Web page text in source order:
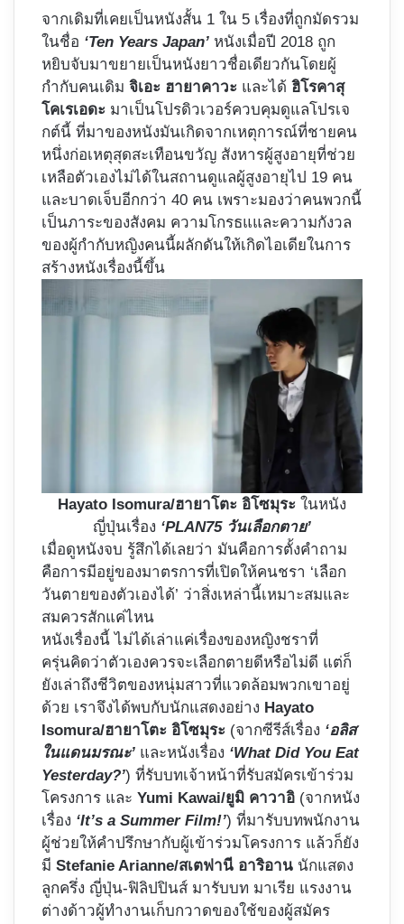
จากเดิมที่เคยเป็นหนังสั้น 1 ใน 5 เรื่องที่ถูกมัดรวม
ในชื่อ ‘Ten Years Japan’ หนังเมื่อปี 2018 ถูก
หยิบจับมาขยายเป็นหนังยาวชื่อเดียวกันโดยผู้
กำกับคนเดิม จิเอะ ฮายาคาวะ และได้ ฮิโรคาสุ
โคเรเอดะ มาเป็นโปรดิวเวอร์ควบคุมดูแลโปรเจ
กต์นี้ ที่มาของหนังมันเกิดจากเหตุการณ์ที่ชายคน
หนึ่งก่อเหตุสุดสะเทือนขวัญ สังหารผู้สูงอายุที่ช่วย
เหลือตัวเองไม่ได้ในสถานดูแลผู้สูงอายุไป 19 คน
และบาดเจ็บอีกกว่า 40 คน เพราะมองว่าคนพวกนี้
เป็นภาระของสังคม ความโกรธแและความกังวล
ของผู้กำกับหญิงคนนี้ผลักดันให้เกิดไอเดียในการ
สร้างหนังเรื่องนี้ขึ้น
Hayato Isomura/ฮายาโตะ อิโซมุระ ในหนัง
ญี่ปุ่นเรื่อง ‘PLAN75 วันเลือกตาย’
เมื่อดูหนังจบ รู้สึกได้เลยว่า มันคือการตั้งคำถาม
คือการมีอยู่ของมาตรการที่เปิดให้คนชรา ‘เลือก
วันตายของตัวเองได้’ ว่าสิ่งเหล่านี้เหมาะสมและ
สมควรสักแค่ไหน
หนังเรื่องนี้ ไม่ได้เล่าแค่เรื่องของหญิงชราที่
ครุ่นคิดว่าตัวเองควรจะเลือกตายดีหรือไม่ดี แต่ก็
ยังเล่าถึงชีวิตของหนุ่มสาวที่แวดล้อมพวกเขาอยู่
ด้วย เราจึงได้พบกับนักแสดงอย่าง Hayato
Isomura/ฮายาโตะ อิโซมุระ (จากซีรีส์เรื่อง ‘อลิส
ในแดนมรณะ’ และหนังเรื่อง ‘What Did You Eat
Yesterday?’) ที่รับบทเจ้าหน้าที่รับสมัครเข้าร่วม
โครงการ และ Yumi Kawai/ยูมิ คาวาอิ (จากหนัง
เรื่อง ‘It’s a Summer Film!’) ที่มารับบทพนักงาน
ผู้ช่วยให้คำปรึกษากับผู้เข้าร่วมโครงการ แล้วก็ยัง
มี Stefanie Arianne/สเตฟานี อาริอาน นักแสดง
ลูกครึ่ง ญี่ปุ่น-ฟิลิปปินส์ มารับบท มาเรีย แรงงาน
ต่างด้าวผู้ทำงานเก็บกวาดของใช้ของผู้สมัคร